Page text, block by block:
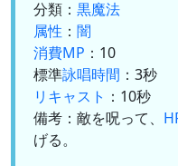
分類： 黒魔法
属性 ： 闇
消費MP ：10
標準詠唱時間 ：3秒
リキャスト ：10秒
備考：敵を呪って、
げる。